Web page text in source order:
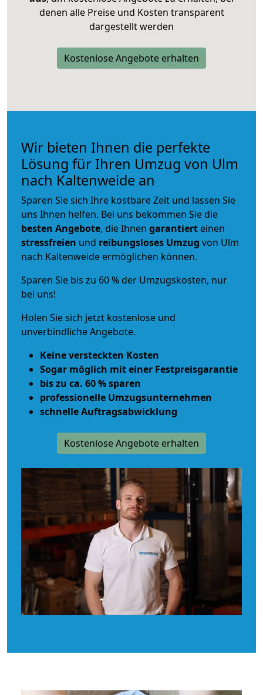
denen alle Preise und Kosten transparent
dargestellt werden
Kostenlose Angebote erhalten
Wir bieten Ihnen die perfekte
Lösung für Ihren Umzug von Ulm
nach Kaltenweide an
Sparen Sie sich Ihre kostbare Zeit und lassen Sie
uns Ihnen helfen. Bei uns bekommen Sie die
besten Angebote, die Ihnen garantiert einen
stressfreien und reibungsloses Umzug von Ulm
nach Kaltenweide ermöglichen können.
Sparen Sie bis zu 60 % der Umzugskosten, nur
bei uns!
Holen Sie sich jetzt kostenlose und
unverbindliche Angebote.
Keine versteckten Kosten
Sogar möglich mit einer Festpreisgarantie
bis zu ca. 60 % sparen
professionelle Umzugsunternehmen
schnelle Auftragsabwicklung
Kostenlose Angebote erhalten